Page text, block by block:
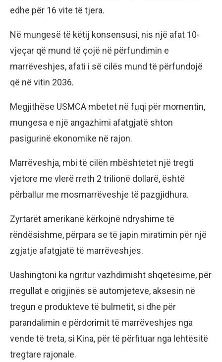
edhe për 16 vite të tjera.
Në mungesë të këtij konsensusi, nis një afat 10-
vjeçar që mund të çojë në përfundimin e
marrëveshjes, afati i së cilës mund të përfundojë
që në vitin 2036.
Megjithëse USMCA mbetet në fuqi për momentin,
mungesa e një angazhimi afatgjatë shton
pasigurinë ekonomike në rajon.
Marrëveshja, mbi të cilën mbështetet një tregti
vjetore me vlerë rreth 2 trilionë dollarë, është
përballur me mosmarrëveshje të pazgjidhura.
Zyrtarët amerikanë kërkojnë ndryshime të
rëndësishme, përpara se të japin miratimin për një
zgjatje afatgjatë të marrëveshjes.
Uashingtoni ka ngritur vazhdimisht shqetësime, për
rregullat e origjinës së automjeteve, aksesin në
tregun e produkteve të bulmetit, si dhe për
parandalimin e përdorimit të marrëveshjes nga
vende të treta, si Kina, për të përfituar nga lehtësitë
tregtare rajonale.